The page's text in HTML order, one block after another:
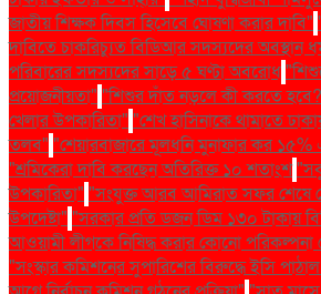
জাতীয় শিক্ষক দিবস হিসেবে ঘোষণা করার দাবি"
দাবিতে চাকরিচ্যুত বিডিআর সদস্যদের অবস্থান
পরিবারের সদস্যদের সাড়ে ৫ ঘণ্টা অবরোধ
প্রয়োজনীয়তা" "শিশুর দাঁত নড়লে কী করতে
খেলার উপকারিতা" "শেখ হাসিনাকে থামাতে
তলব" "শেয়ারবাজারে মূলধনি মুনাফার কর
"শ্রমিকেরা দাবি করছেন অতিরিক্ত ১০ শতাংশ
উপকারিতা" "সংযুক্ত আরব আমিরাত সফর শেষে
উপদেষ্টা" "সরকার প্রতি ডজন ডিম ১৩০ টাকায়
আওয়ামী লীগকে নিষিদ্ধ করার কোনো পরিকল্পনা
"সংস্কার কমিশনের সুপারিশের বিরুদ্ধে ইসি পাঠাল